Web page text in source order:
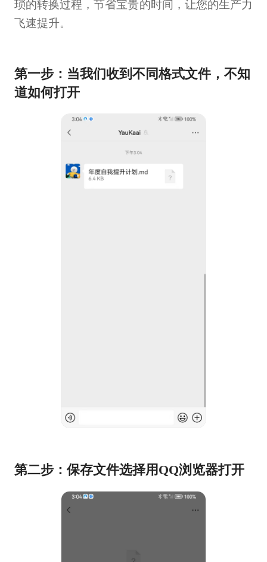
琐的转换过程，节省宝贵的时间，让您的生产力
飞速提升。
第一步：当我们收到不同格式文件，不知
道如何打开
第二步：保存文件选择用QQ浏览器打开